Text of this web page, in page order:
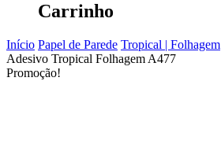
Carrinho
Início Papel de Parede Tropical | Folhagem
Adesivo Tropical Folhagem A477
Promoção!